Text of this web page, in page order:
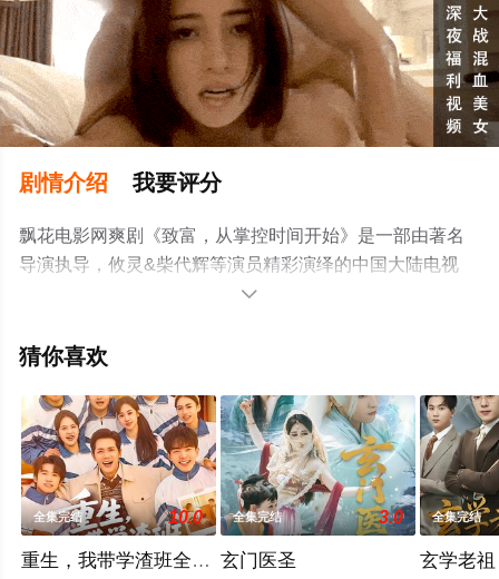
剧情介绍 我要评分
飘花电影网爽剧《致富，从掌控时间开始》是一部由著名
导演执导，攸灵&柴代辉等演员精彩演绎的中国大陆电视
剧，大结局剧情已揭晓（全集完结），手机免费在线观看
息可移步至豆瓣电视剧、电视猫或剧情网等平台了解。

猜你喜欢
全集完结 10.0
重生，我带学渣班全员上本科
全集完结 3.0
玄门医圣
全集完结
玄学老